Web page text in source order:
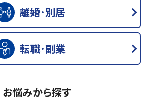
離婚･別居
転職･副業
お悩みから探す